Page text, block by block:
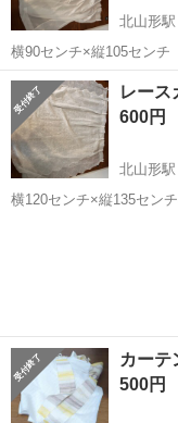
北山形駅
横90センチ×縦105セン
た汚れ等特にありません
山形 山形市
レース
600円
北山形駅
横120センチ×縦135セン
カー
500円